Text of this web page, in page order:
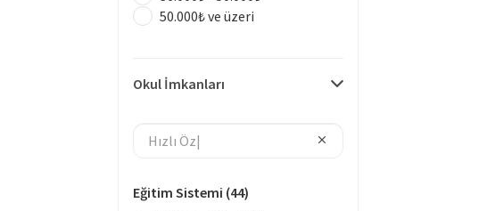
50.000₺ ve üzeri
Okul İmkanları
Eğitim Sistemi (44)